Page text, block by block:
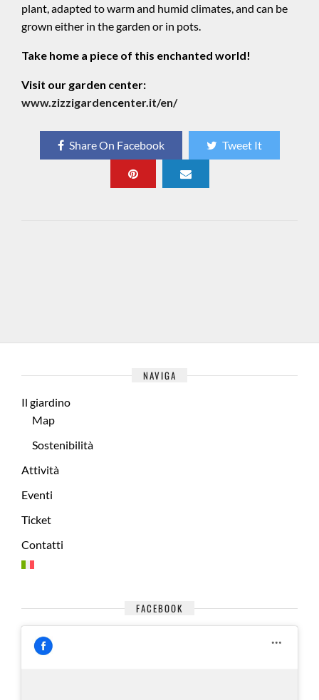
plant, adapted to warm and humid climates, and can be
grown either in the garden or in pots.
Take home a piece of this enchanted world!
Visit our garden center:
www.zizzigardencenter.it/en/
Share On Facebook Tweet It
NAVIGA
Il giardino
Map
Sostenibilità
Attività
Eventi
Ticket
Contatti
FACEBOOK